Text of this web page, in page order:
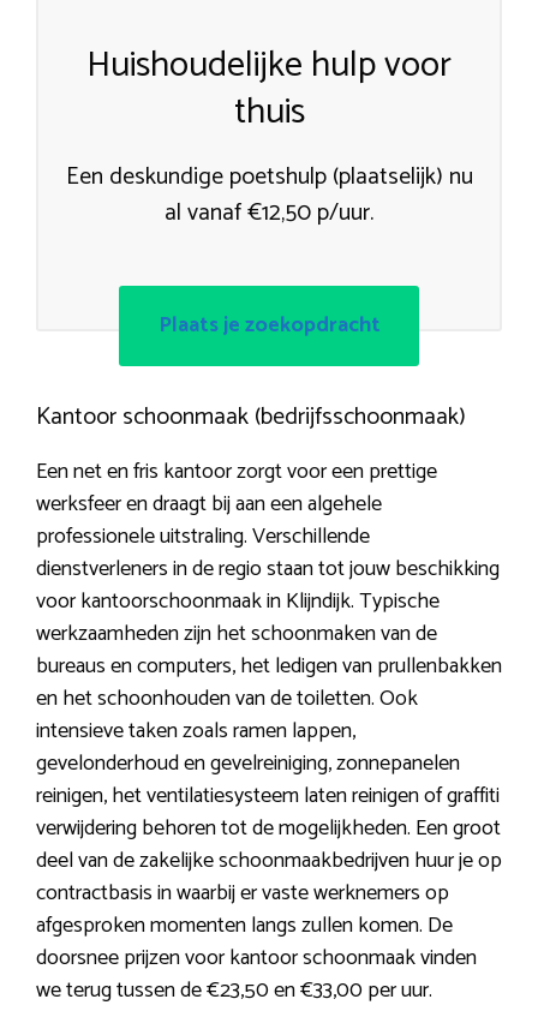
Huishoudelijke hulp voor
thuis
Een deskundige poetshulp (plaatselijk) nu
al vanaf €12,50 p/uur.
Plaats je zoekopdracht
Kantoor schoonmaak (bedrijfsschoonmaak)
Een net en fris kantoor zorgt voor een prettige
werksfeer en draagt bij aan een algehele
professionele uitstraling. Verschillende
dienstverleners in de regio staan tot jouw beschikking
voor kantoorschoonmaak in Klijndijk. Typische
werkzaamheden zijn het schoonmaken van de
bureaus en computers, het ledigen van prullenbakken
en het schoonhouden van de toiletten. Ook
intensieve taken zoals ramen lappen,
gevelonderhoud en gevelreiniging, zonnepanelen
reinigen, het ventilatiesysteem laten reinigen of graffiti
verwijdering behoren tot de mogelijkheden. Een groot
deel van de zakelijke schoonmaakbedrijven huur je op
contractbasis in waarbij er vaste werknemers op
afgesproken momenten langs zullen komen. De
doorsnee prijzen voor kantoor schoonmaak vinden
we terug tussen de €23,50 en €33,00 per uur.